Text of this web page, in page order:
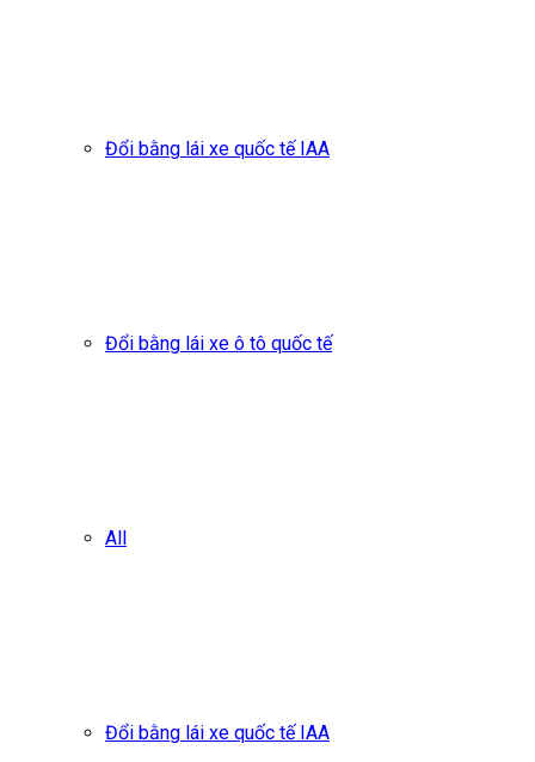
Đổi bằng lái xe quốc tế IAA
Đổi bằng lái xe ô tô quốc tế
All
Đổi bằng lái xe quốc tế IAA